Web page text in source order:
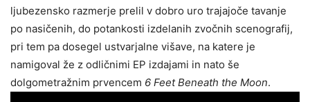
ljubezensko razmerje prelil v dobro uro trajajoče tavanje
po nasičenih, do potankosti izdelanih zvočnih scenografij,
pri tem pa dosegel ustvarjalne višave, na katere je
namigoval že z odličnimi EP izdajami in nato še
dolgometražnim prvencem 6 Feet Beneath the Moon.